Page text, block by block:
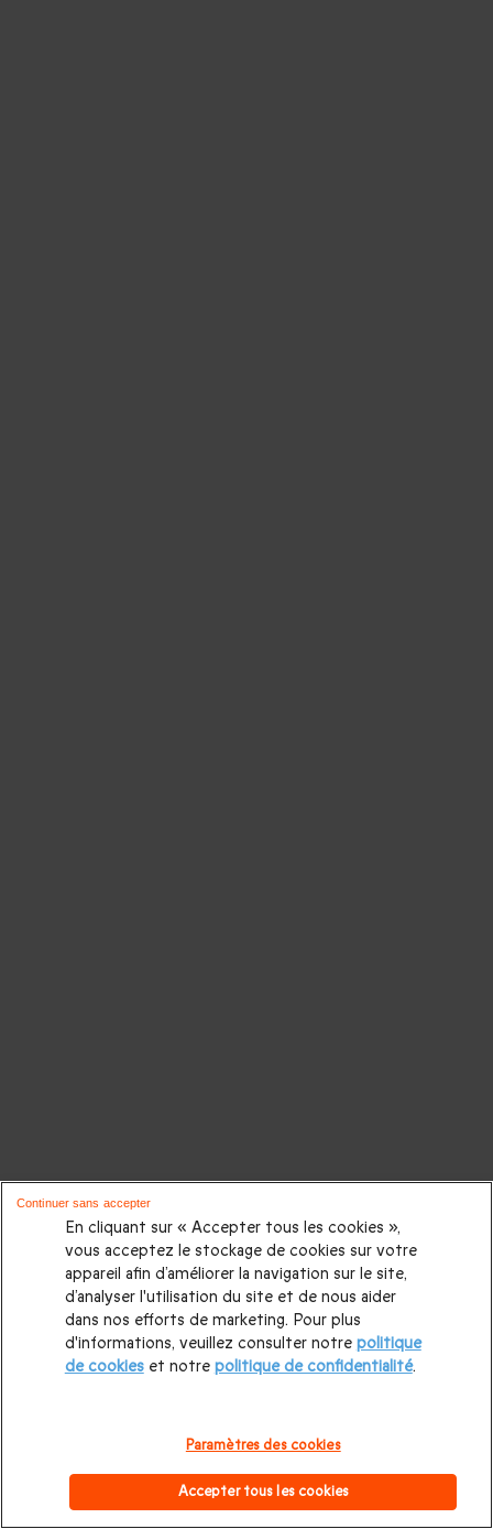
En cliquant sur « Accepter tous les cookies »,
vous acceptez le stockage de cookies sur votre
appareil afin d’améliorer la navigation sur le site,
d’analyser l'utilisation du site et de nous aider
dans nos efforts de marketing. Pour plus
d'informations, veuillez consulter notre politique
de cookieset notre politique de confidentialité.
Paramètres des cookies
Accepter tous les cookies
Continuer sans accepter